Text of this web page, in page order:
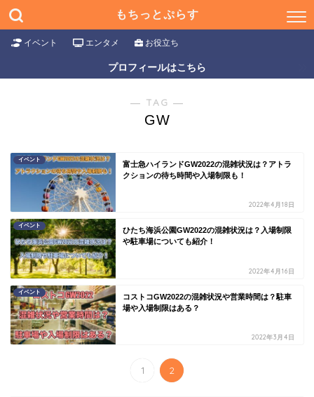
もちっとぷらす
イベント エンタメ お役立ち
プロフィールはこちら
― TAG ―
GW
イベント
富士急ハイランドGW2022の混雑状況は？アトラ
クションの待ち時間や入場制限も！
2022年4月18日
イベント
ひたち海浜公園GW2022の混雑状況は？入場制限
や駐車場についても紹介！
2022年4月16日
イベント
コストコGW2022の混雑状況や営業時間は？駐車
場や入場制限はある？
2022年3月4日
1 2